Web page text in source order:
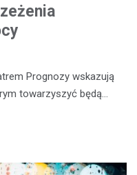
Prognozy wskazują
towarzyszyć będą…